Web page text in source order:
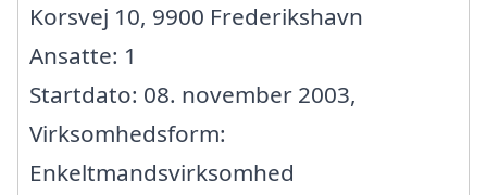
Korsvej 10, 9900 Frederikshavn
Ansatte: 1
Startdato: 08. november 2003,
Virksomhedsform:
Enkeltmandsvirksomhed